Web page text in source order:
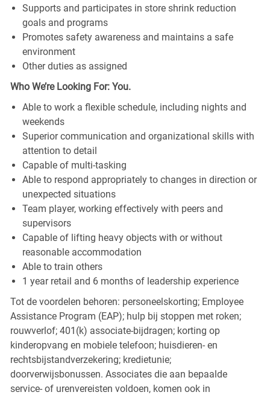
Supports and participates in store shrink reduction
goals and programs
Promotes safety awareness and maintains a safe
environment
Other duties as assigned
Who We’re Looking For: You.
Able to work a flexible schedule, including nights and
weekends
Superior communication and organizational skills with
attention to detail
Capable of multi-tasking
Able to respond appropriately to changes in direction or
unexpected situations
Team player, working effectively with peers and
supervisors
Capable of lifting heavy objects with or without
reasonable accommodation
Able to train others
1 year retail and 6 months of leadership experience
Tot de voordelen behoren: personeelskorting; Employee
Assistance Program (EAP); hulp bij stoppen met roken;
rouwverlof; 401(k) associate-bijdragen; korting op
kinderopvang en mobiele telefoon; huisdieren- en
rechtsbijstandverzekering; kredietunie;
doorverwijsbonussen. Associates die aan bepaalde
service- of urenvereisten voldoen, komen ook in